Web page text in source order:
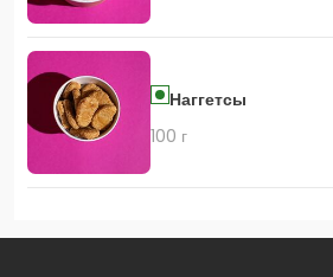
Наггетсы
100 г